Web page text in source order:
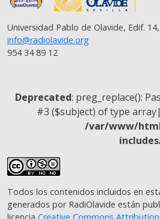
Universidad Pablo de Olavide, Edif.
info@radiolavide.org
954 34 89 12
Deprecated: preg_replace():
#3 ($subject) of type
/var/www/
Todos los contenidos incluidos en
generados por RadiOlavide están